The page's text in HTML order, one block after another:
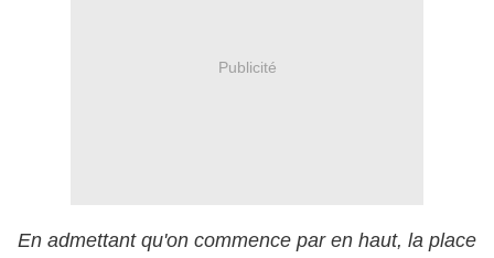
Publicité
En admettant qu'on commence par en haut, la place